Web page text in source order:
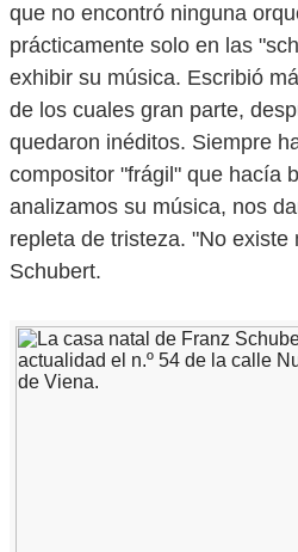
que no encontró ninguna
prácticamente solo en las
exhibir su música. Escribió
de los cuales gran parte,
quedaron inéditos. Siempre
compositor "frágil" que hacía
analizamos su música, nos
repleta de tristeza. "No existe
Schubert.